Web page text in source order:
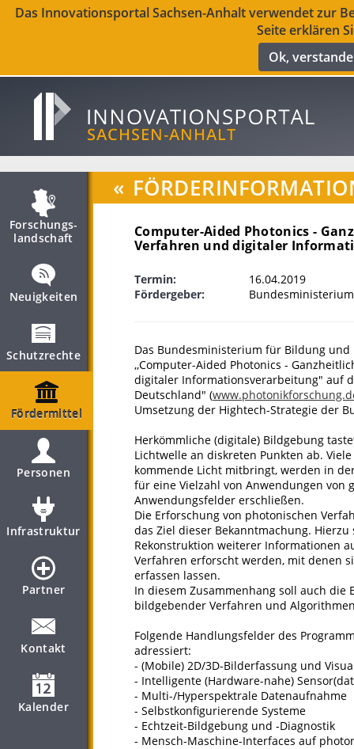
Das Innovationsportal Sachsen-Anhalt verwendet zur
Seite erklären
Ok,
Forschungs­
landschaft
Neuigkeiten
Schutzrechte
Fördermittel
Personen
Infrastruktur
Partner
Kontakt
Kalender
«
Computer-Aided Photonics -
Verfahren und digitaler
Termin:
16.04.2019
Fördergeber:
Das Bundesministerium für Bildung und
,,Computer-Aided Photonics -
digitaler Informationsverarbeitung" auf
Deutschland" (
Umsetzung der Hightech-Strategie der
Herkömmliche (digitale) Bildgebung
Lichtwelle an diskreten Punkten ab.
kommende Licht mitbringt, werden in
für eine Vielzahl von Anwendungen von
Anwendungsfelder erschließen.
Die Erforschung von photonischen
das Ziel dieser Bekanntmachung.
Rekonstruktion weiterer Informationen
Verfahren erforscht werden, mit denen
erfassen lassen.
In diesem Zusammenhang soll auch
bildgebender Verfahren und
Folgende Handlungsfelder des
adressiert:
- (Mobile) 2D/3D-Bilderfassung und
- Intelligente (Hardware-nahe)
- Multi-/Hyperspektrale Datenaufnahme
- Selbstkonfigurierende Systeme
- Echtzeit-Bildgebung und -Diagnostik
- Mensch-Maschine-Interfaces auf